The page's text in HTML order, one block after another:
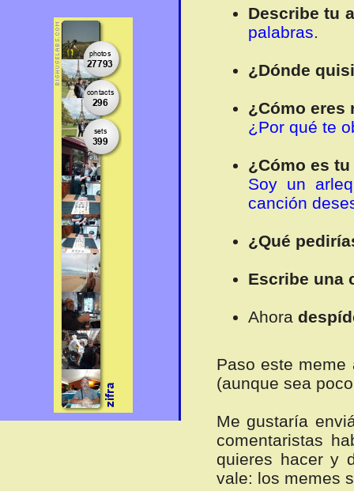
Describe tu
palabras.
¿Dónde
¿Cómo eres
¿Por qué te
¿Cómo es
Soy un
canción
¿Qué
Escribe una
Ahora
Paso este
(aunque sea
Me gustaría
comentaristas
quieres hacer y
vale: los memes